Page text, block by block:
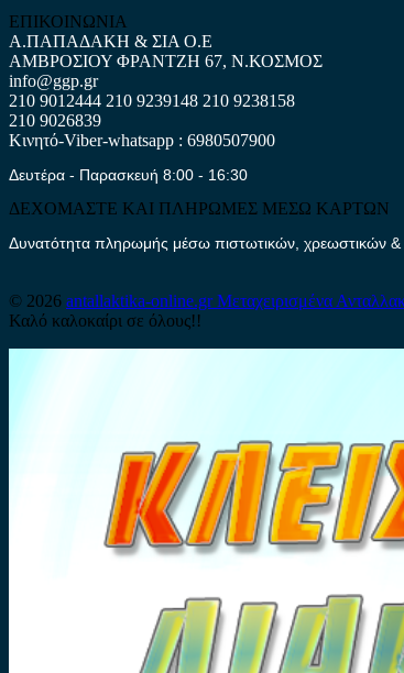
ΕΠΙΚΟΙΝΩΝΙΑ
Α.ΠΑΠΑΔΑΚΗ & ΣΙΑ Ο.Ε
ΑΜΒΡΟΣΙΟΥ ΦΡΑΝΤΖΗ 67, Ν.ΚΟΣΜΟΣ
info@ggp.gr
210 9012444 210 9239148 210 9238158
210 9026839
Κινητό-Viber-whatsapp : 6980507900
Δευτέρα - Παρασκευή 8:00 - 16:30
ΔΕΧΟΜΑΣΤΕ ΚΑΙ ΠΛΗΡΩΜΕΣ ΜΕΣΩ ΚΑΡΤΩΝ
Δυνατότητα πληρωμής μέσω πιστωτικών,
© 2026 antallaktika-online.grΜεταχειρισμένα
Καλό καλοκαίρι σε όλους!!